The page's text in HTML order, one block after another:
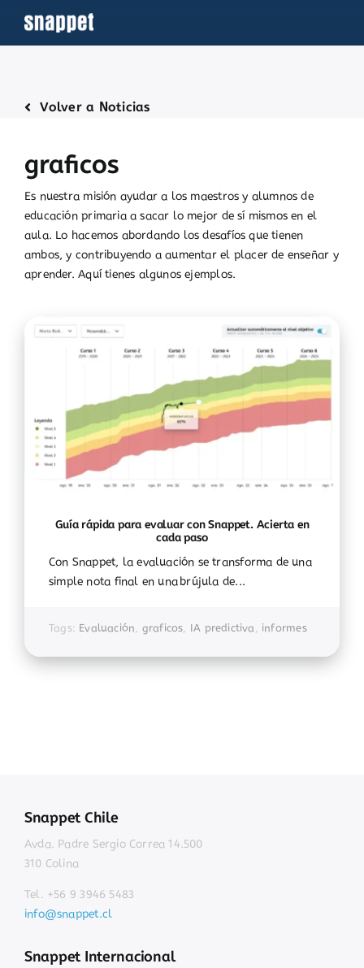
contenido
Volver a Noticias
graficos
Es nuestra misión ayudar a los maestros y alumnos de
educación primaria a sacar lo mejor de sí mismos en el
aula. Lo hacemos abordando los desafíos que tienen
ambos, y contribuyendo a aumentar el placer de enseñar y
aprender. Aquí tienes algunos ejemplos.
Guía rápida para evaluar con Snappet. Acierta en
cada paso
Con Snappet, la evaluación se transforma de una
simple nota final en una brújula de...
Tags: Evaluación, graficos, IA predictiva, informes
Snappet Chile
Avda. Padre Sergio Correa 14.500
310 Colina
Tel. +56 9 3946 5483
info@snappet.cl
Snappet Internacional